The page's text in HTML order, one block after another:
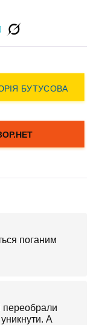
поганим
переобрали
А